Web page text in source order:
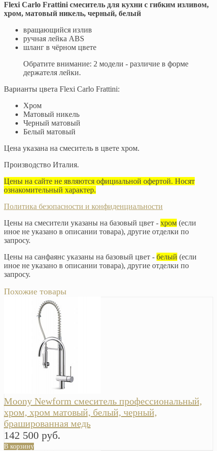
Flexi Carlo Frattini смеситель для кухни с гибким изливом,
хром, матовый никель, черный, белый
вращающийся излив
ручная лейка ABS
шланг в чёрном цвете
Обратите внимание: 2 модели - различие в форме
держателя лейки.
Варианты цвета Flexi Carlo Frattini:
Хром
Матовый никель
Черный матовый
Белый матовый
Цена указана на смеситель в цвете хром.
Производство Италия.
Цены на сайте не являются официальной офертой. Носят
ознакомительный характер.
Политика безопасности и конфиденциальности
Цены на смесители указаны на базовый цвет - хром (если
иное не указано в описании товара), другие отделки по
запросу.
Цены на санфаянс указаны на базовый цвет - белый (если
иное не указано в описании товара), другие отделки по
запросу.
Похожие товары
Moony Newform смеситель профессиональный,
хром, хром матовый, белый, черный,
брашированная медь
142 500 руб.
В корзину